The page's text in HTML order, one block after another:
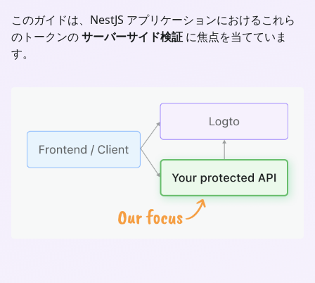
このガイドは、 NestJS アプリケーションにおけるこれら
のトークンのサーバーサイド検証 に焦点を当てていま
す。